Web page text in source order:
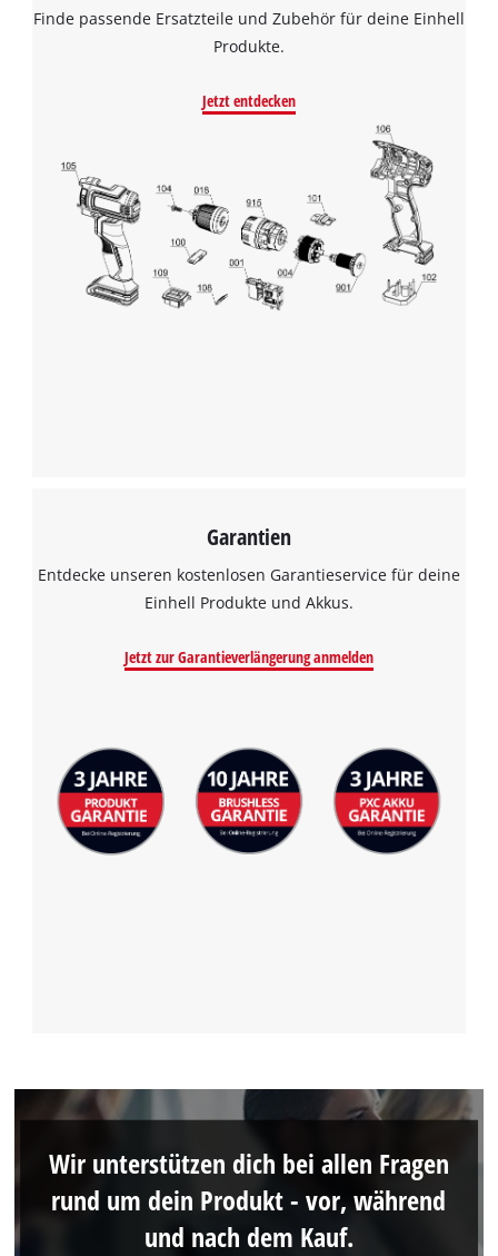
Wir benötigen deine Zustimmung, um
Google Maps laden zu können!
This content is not permitted to load due
to trackers that are not disclosed to the
visitor. The website owner needs to setup
Finde passende Ersatzteile und Zubehör für deine Einhell
Produkte.
Jetzt entdecken
Garantien
Entdecke unseren kostenlosen Garantieservice für deine
Einhell Produkte und Akkus.
Jetzt zur Garantieverlängerung anmelden
Wir unterstützen dich bei allen Fragen
rund um dein Produkt - vor, während
und nach dem Kauf.